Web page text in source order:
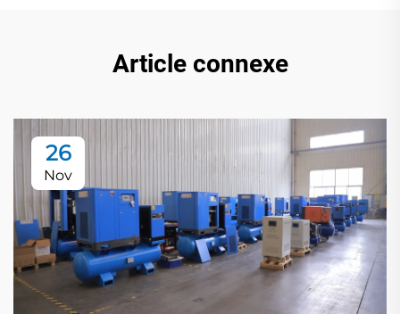
Article connexe
26
Nov